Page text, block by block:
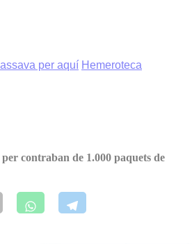
per aquí Hemeroteca
contraban de 1.000 paquets de